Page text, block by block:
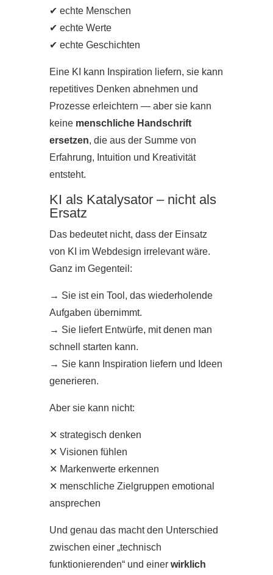
✔ echte Menschen
✔ echte Werte
✔ echte Geschichten
Eine KI kann Inspiration liefern, sie kann
repetitives Denken abnehmen und
Prozesse erleichtern — aber sie kann
keine menschliche Handschrift
ersetzen, die aus der Summe von
Erfahrung, Intuition und Kreativität
entsteht.
KI als Katalysator – nicht als
Ersatz
Das bedeutet nicht, dass der Einsatz
von KI im Webdesign irrelevant wäre.
Ganz im Gegenteil:
→ Sie ist ein Tool, das wiederholende
Aufgaben übernimmt.
→ Sie liefert Entwürfe, mit denen man
schnell starten kann.
→ Sie kann Inspiration liefern und Ideen
generieren.
Aber sie kann nicht:
✕ strategisch denken
✕ Visionen fühlen
✕ Markenwerte erkennen
✕ menschliche Zielgruppen emotional
ansprechen
Und genau das macht den Unterschied
zwischen einer „technisch
funktionierenden“ und einer wirklich